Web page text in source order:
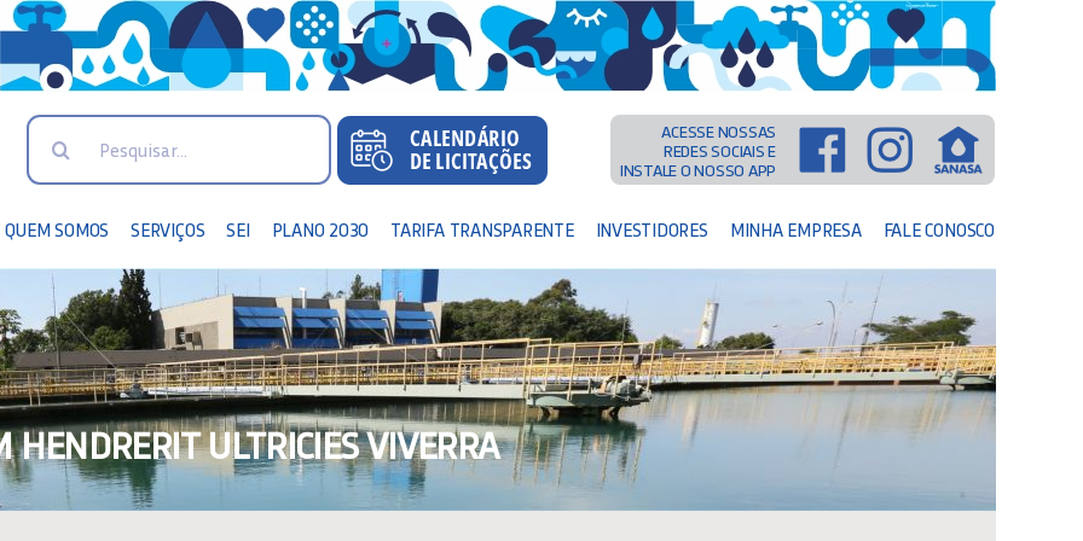
Search
ACESSE NOSSAS
REDES SOCIAIS E
INSTALE O NOSSO APP
QUEM SOMOS SERVIÇOS SEI PLANO 2030 TARIFA TRANSPARENTE INVESTIDORES MINHA EMPRESA FALE CONOSCO
ULTRICIES VIVERRA